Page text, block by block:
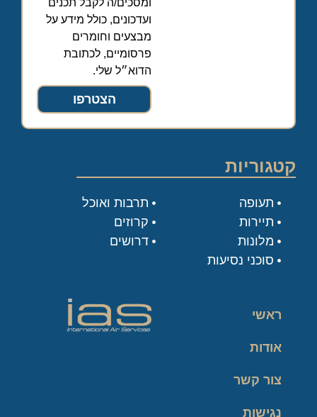
ומסכים/ה לקבל תכנים
ועדכונים, כולל מידע על
מבצעים וחומרים
פרסומיים, לכתובת
הדוא״ל שלי.
הצטרפו
קטגוריות
תעופה
תיירות
מלונות
סוכני נסיעות
תרבות ואוכל
קרוזים
דרושים
ראשי
אודות
צור קשר
נגישות